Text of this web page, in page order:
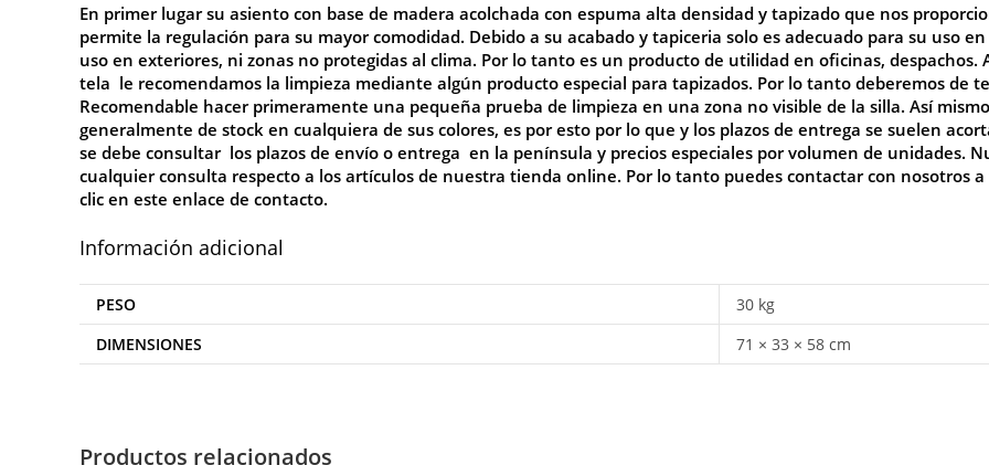
En primer lugar su asiento con base de madera acolchada con espuma alta densidad y tapizado que nos
permite la regulación para su mayor comodidad. Debido a su acabado y tapiceria solo es adecuado para su uso
uso en exteriores, ni zonas no protegidas al clima. Por lo tanto es un producto de utilidad en oficinas,
tela le recomendamos la limpieza mediante algún producto especial para tapizados. Por lo tanto deberemos de
Recomendable hacer primeramente una pequeña prueba de limpieza en una zona no visible de la silla. Así
generalmente de stock en cualquiera de sus colores, es por esto por lo que y los plazos de entrega se suelen
se debe consultar los plazos de envío o entrega en la península y precios especiales por volumen de unidades.
cualquier consulta respecto a los artículos de nuestra tienda online. Por lo tanto puedes contactar con nosotros
clic en este enlace de contacto.
Información adicional
PESO
30 kg
DIMENSIONES
71 × 33 × 58 cm
Productos relacionados